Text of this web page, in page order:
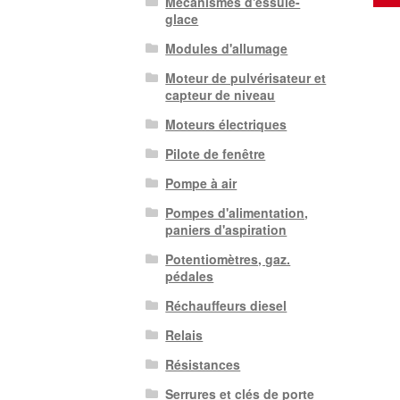
glace
Modules d'allumage
Moteur de pulvérisateur et
capteur de niveau
Moteurs électriques
Pilote de fenêtre
Pompe à air
Pompes d'alimentation,
paniers d'aspiration
Potentiomètres, gaz.
pédales
Réchauffeurs diesel
Relais
Résistances
Serrures et clés de porte